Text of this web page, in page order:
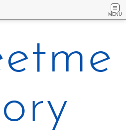
MENU